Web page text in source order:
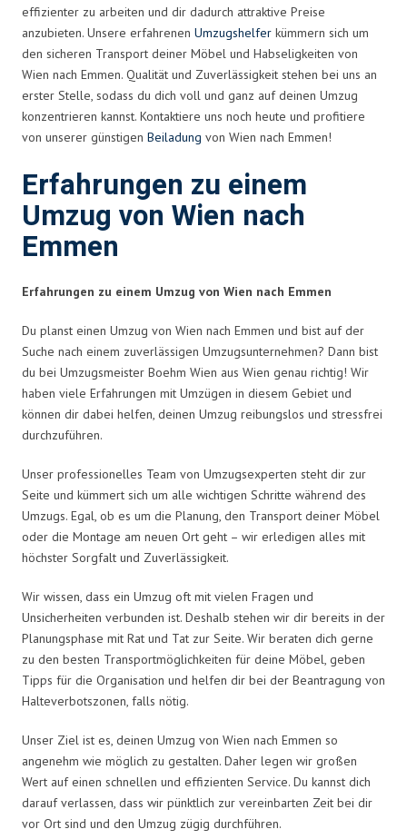
effizienter zu arbeiten und dir dadurch attraktive Preise
anzubieten. Unsere erfahrenen Umzugshelfer kümmern sich um
den sicheren Transport deiner Möbel und Habseligkeiten von
Wien nach Emmen. Qualität und Zuverlässigkeit stehen bei uns an
erster Stelle, sodass du dich voll und ganz auf deinen Umzug
konzentrieren kannst. Kontaktiere uns noch heute und profitiere
von unserer günstigen Beiladung von Wien nach Emmen!
Erfahrungen zu einem
Umzug von Wien nach
Emmen
Erfahrungen zu einem Umzug von Wien nach Emmen
Du planst einen Umzug von Wien nach Emmen und bist auf der
Suche nach einem zuverlässigen Umzugsunternehmen? Dann bist
du bei Umzugsmeister Boehm Wien aus Wien genau richtig! Wir
haben viele Erfahrungen mit Umzügen in diesem Gebiet und
können dir dabei helfen, deinen Umzug reibungslos und stressfrei
durchzuführen.
Unser professionelles Team von Umzugsexperten steht dir zur
Seite und kümmert sich um alle wichtigen Schritte während des
Umzugs. Egal, ob es um die Planung, den Transport deiner Möbel
oder die Montage am neuen Ort geht – wir erledigen alles mit
höchster Sorgfalt und Zuverlässigkeit.
Wir wissen, dass ein Umzug oft mit vielen Fragen und
Unsicherheiten verbunden ist. Deshalb stehen wir dir bereits in der
Planungsphase mit Rat und Tat zur Seite. Wir beraten dich gerne
zu den besten Transportmöglichkeiten für deine Möbel, geben
Tipps für die Organisation und helfen dir bei der Beantragung von
Halteverbotszonen, falls nötig.
Unser Ziel ist es, deinen Umzug von Wien nach Emmen so
angenehm wie möglich zu gestalten. Daher legen wir großen
Wert auf einen schnellen und effizienten Service. Du kannst dich
darauf verlassen, dass wir pünktlich zur vereinbarten Zeit bei dir
vor Ort sind und den Umzug zügig durchführen.